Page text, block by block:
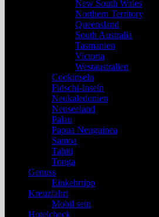
New South Wales
Northern Territory
Queensland
South Australia
Tasmanien
Victoria
Westaustralien
Cookinseln
Fidschi-Inseln
Neukaledonien
Neuseeland
Palau
Papua Neuguinea
Samoa
Tahiti
Tonga
Genuss
Einkehrtipp
Kreuzfahrt
Mobil sein
Hotelcheck